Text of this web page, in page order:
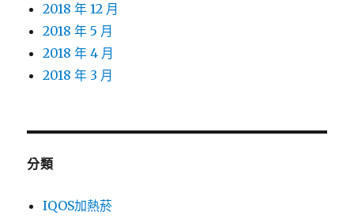
2018 年 12 月
2018 年 5 月
2018 年 4 月
2018 年 3 月
分類
IQOS加熱菸